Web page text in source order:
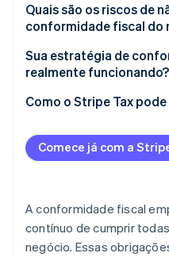
Stripe Sessions
Veja como a Stripe
Assista agora
PE
Cadastros fiscais
Quais são os riscos de
conformidade fiscal do
Penalidades financeiras
Risco de due diligence
Exposição a auditorias
Sua estratégia de
realmente funcionando?
Você conhece sua
Seus registros estão
Seu processo de
Você está usando as
Como o Stripe Tax
Comece já com a
A conformidade fiscal
contínuo de cumprir
negócio. Essas